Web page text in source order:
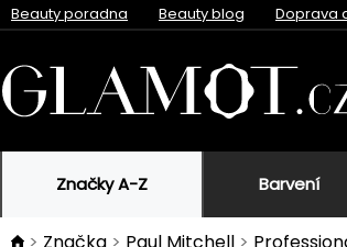
Beauty poradna Beauty blog Doprava
Značky A-Z Barvení